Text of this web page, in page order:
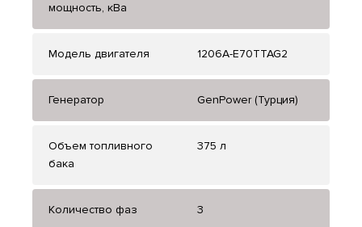
мощность, кВа
Модель двигателя 1206A-E70TTAG2
Генератор GenPower (Турция)
Объем топливного
бака
375 л
Количество фаз 3